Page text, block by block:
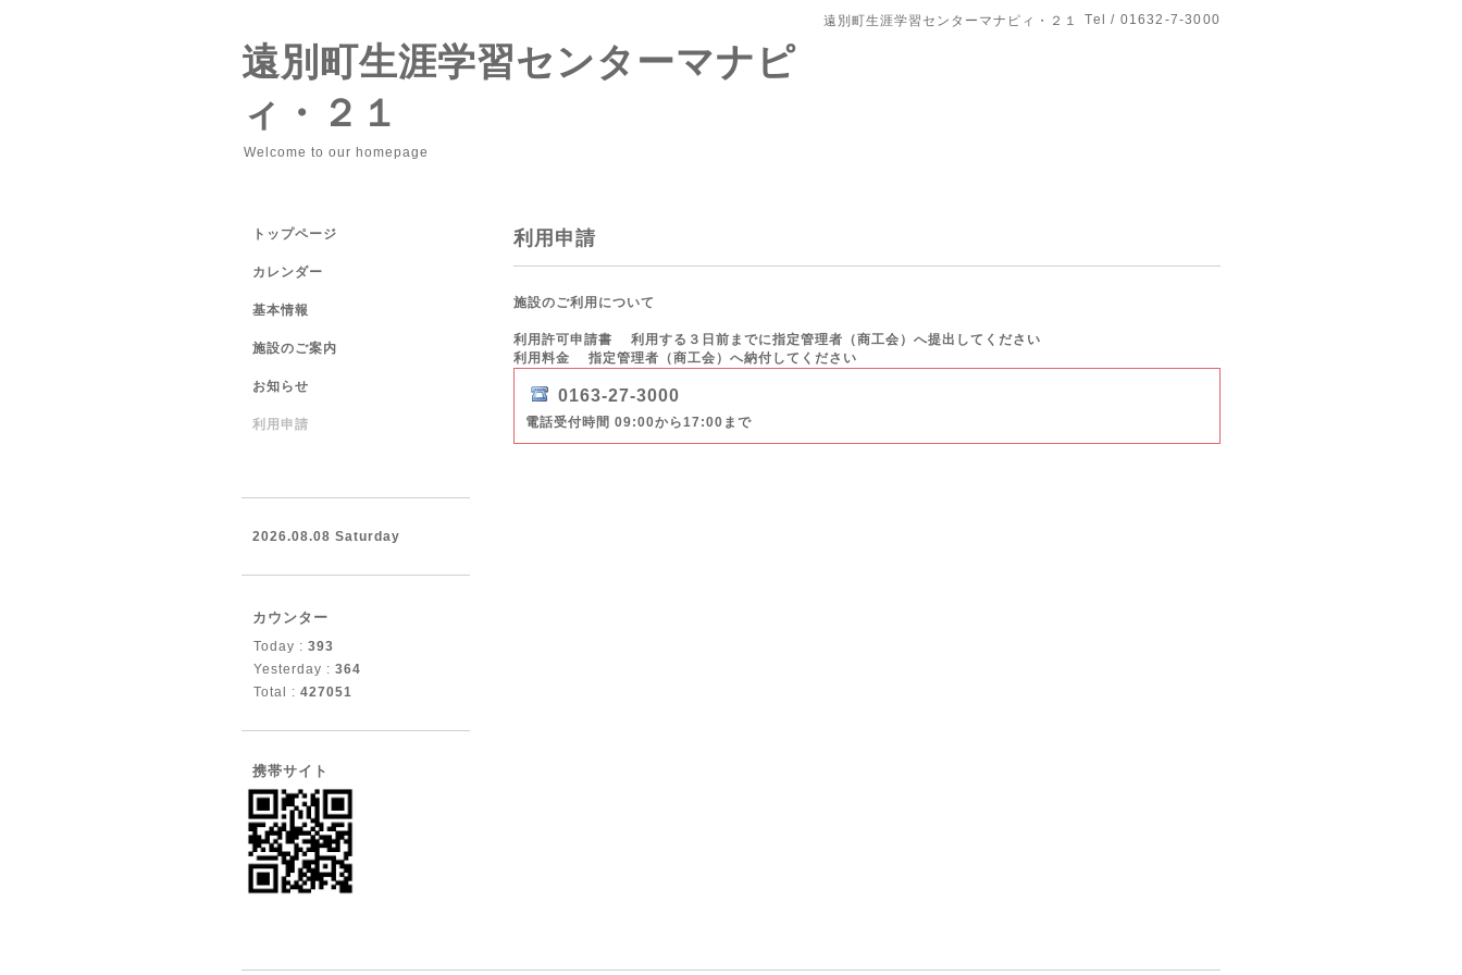
遠別町生涯学習センターマナピィ・２１ Tel / 01632-7-3000
遠別町生涯学習センターマナピ
ィ・２１
Welcome to our homepage
利用申請
施設のご利用について
利用許可申請書 利用する３日前までに指定管理者（商工会）へ提出してください
利用料金 指定管理者（商工会）へ納付してください
0163-27-3000
電話受付時間 09:00から17:00まで
トップページ
カレンダー
基本情報
施設のご案内
お知らせ
利用申請
2026.08.08 Saturday
カウンター
Today : 393
Yesterday : 364
Total : 427051
携帯サイト